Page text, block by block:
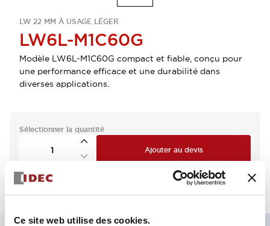
Ce site web utilise des cookies.
LW 22 MM À USAGE LÉGER
LW6L-M1C60G
Modèle LW6L-M1C60G compact et fiable, conçu pour
une performance efficace et une durabilité dans
diverses applications.
Sélectionner la quantité
Ajouter au devis